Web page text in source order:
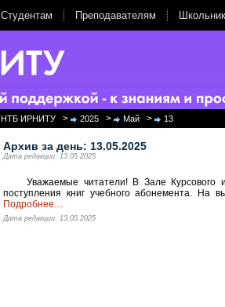
Студентам Преподавателям
НТБ ИРНИТУ > 2025 > Май > 13
Архив за день: 13.05.2025
Дата редакции: 13.05.2025
Уважаемые читатели! В Зале Курсового
поступления книг учебного абонемента. На
Подробнее…
Дата редакции: 13.05.2025